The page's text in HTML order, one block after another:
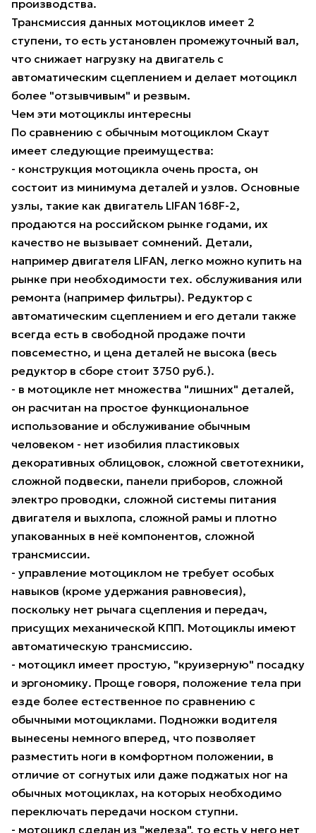
производства.
Трансмиссия данных мотоциклов имеет 2
ступени, то есть установлен промежуточный вал,
что снижает нагрузку на двигатель с
автоматическим сцеплением и делает мотоцикл
более "отзывчивым" и резвым.
Чем эти мотоциклы интересны
По сравнению с обычным мотоциклом Скаут
имеет следующие преимущества:
- конструкция мотоцикла очень проста, он
состоит из минимума деталей и узлов. Основные
узлы, такие как двигатель LIFAN 168F-2,
продаются на российском рынке годами, их
качество не вызывает сомнений. Детали,
например двигателя LIFAN, легко можно купить на
рынке при необходимости тех. обслуживания или
ремонта (например фильтры). Редуктор с
автоматическим сцеплением и его детали также
всегда есть в свободной продаже почти
повсеместно, и цена деталей не высока (весь
редуктор в сборе стоит 3750 руб.).
- в мотоцикле нет множества "лишних" деталей,
он расчитан на простое функциональное
использование и обслуживание обычным
человеком - нет изобилия пластиковых
декоративных облицовок, сложной светотехники,
сложной подвески, панели приборов, сложной
электро проводки, сложной системы питания
двигателя и выхлопа, сложной рамы и плотно
упакованных в неё компонентов, сложной
трансмиссии.
- управление мотоциклом не требует особых
навыков (кроме удержания равновесия),
поскольку нет рычага сцепления и передач,
присущих механической КПП. Мотоциклы имеют
автоматическую трансмиссию.
- мотоцикл имеет простую, "круизерную" посадку
и эргономику. Проще говоря, положение тела при
езде более естественное по сравнению с
обычными мотоциклами. Подножки водителя
вынесены немного вперед, что позволяет
разместить ноги в комфортном положении, в
отличие от согнутых или даже поджатых ног на
обычных мотоциклах, на которых необходимо
переключать передачи носком ступни.
- мотоцикл сделан из "железа", то есть у него нет